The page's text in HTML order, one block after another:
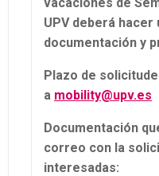
UPV deberá
documentación y
Plazo de
a mobility@upv.es
Documentación
correo con la
interesadas: